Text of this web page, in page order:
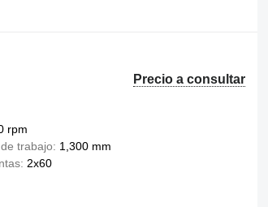
Precio a consultar
rpm
trabajo
1,300 mm
2x60